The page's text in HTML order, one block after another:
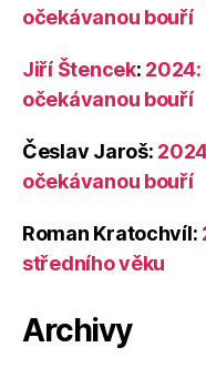
očekávanou bouří
Jiří Štencek: 2024:
očekávanou bouří
Česlav Jaroš:
očekávanou bouří
Roman Kratochvíl:
středního věku
Archivy